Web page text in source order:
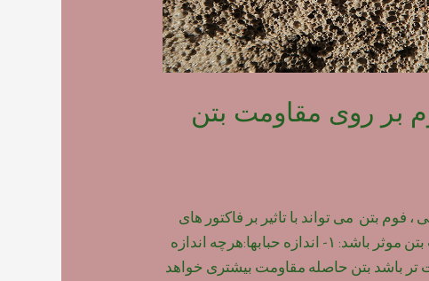
بر روی مقاومت بتن
فوم بتن می تواند با تاثیر بر فاکتور های
زیر ، بر روی مقاومت بتن موثر باشد: ۱- اندازه حبابها:هرچه اندازه
تر باشد بتن حاصله مقاومت بیشتری خواهد